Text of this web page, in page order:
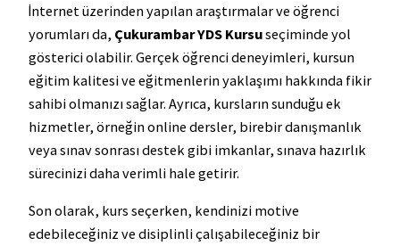
İnternet üzerinden yapılan araştırmalar ve öğrenci
yorumları da, Çukurambar YDS Kursuseçiminde yol
gösterici olabilir. Gerçek öğrenci deneyimleri, kursun
eğitim kalitesi ve eğitmenlerin yaklaşımı hakkında fikir
sahibi olmanızı sağlar. Ayrıca, kursların sunduğu ek
hizmetler, örneğin online dersler, birebir danışmanlık
veya sınav sonrası destek gibi imkanlar, sınava hazırlık
sürecinizi daha verimli hale getirir.
Son olarak, kurs seçerken, kendinizi motive
edebileceğiniz ve disiplinli çalışabileceğiniz bir